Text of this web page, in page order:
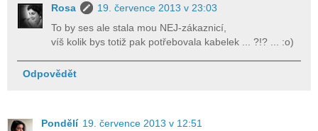
Rosa
19. července 2013 v 23:03
To by ses ale stala mou NEJ-zákaznicí,
víš kolik bys totiž pak potřebovala kabelek ... ?!? ... :o)
Odpovědět
Pondělí 19. července 2013 v 12:51